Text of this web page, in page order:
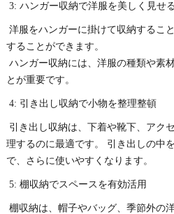
3: ハンガー収納で洋服を美しく見せる
洋服をハンガーに掛けて収納するこ
することができます。
ハンガー収納には、洋服の種類や素
とが重要です。
4: 引き出し収納で小物を整理整頓
引き出し収納は、下着や靴下、アク
理するのに最適です。 引き出しの中
で、さらに使いやすくなります。
5: 棚収納でスペースを有効活用
棚収納は、帽子やバッグ、季節外の